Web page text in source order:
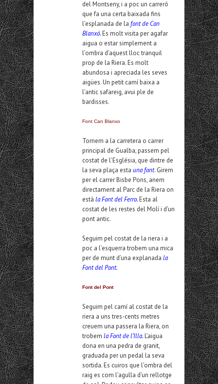
del Montseny, i a poc un carreró
que fa una certa baixada fins
l’esplanada de la font de Can
Blanxó.Es molt visita per agafar
aigua o estar simplement a
l’ombra d’aquest lloc tranquil
prop de la Riera. Es molt
abundosa i apreciada les seves
aigües. Un petit camí baixa a
l’antic safareig, avui ple de
bardisses.
Font Can Blanxo
Tornem a la carretera o carrer
principal de Gualba, passem pel
costat de l’Església, que dintre de
la seva plaça esta una font. Girem
per el carrer Bisbe Pons, anem
directament al Parc de la Riera on
està la Font del Ferro.Esta al
costat de les restes del Molí i d’un
pont antic.
Seguim pel costat de la riera i a
poc a l’esquerra trobem una mica
per de munt d’una explanada la
Font del Pont.
Font del Pont
Seguim pel camí al costat de la
riera a uns tres-cents metres
creuem una passera la Riera, on
trobem la Font de l’Illa.L’aigua
dona en una pedra de granit,
graduada per un pedal la seva
sortida. Es cuiros que l’ombra del
raig es com l’agulla d’un rellotge